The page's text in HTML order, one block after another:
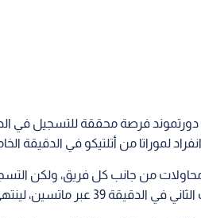
دورتموند فرصة محققة للتسجيل في
لموراتا من أتلتيكو في الدقيقة
لينتهي الشوط الأول بتقدم دورتموند 2-0.